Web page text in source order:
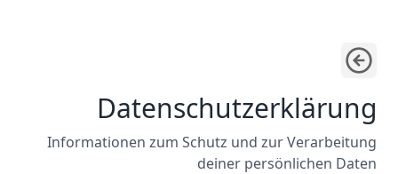
Datenschutzerklärung
Informationen zum Schutz und zur Verarbeitung
deiner persönlichen Daten